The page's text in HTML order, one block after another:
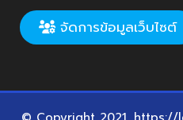
จัดการข้อมูลเว็บไซต์